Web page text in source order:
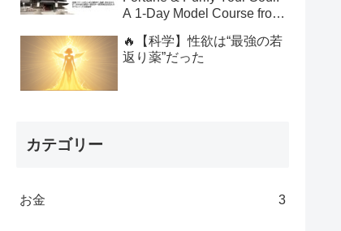
A 1-Day Model Course from
Suzumushi-dera to Kamo
Shrines
🔥【科学】性欲は“最強の若
返り薬”だった
カテゴリー
お金 3